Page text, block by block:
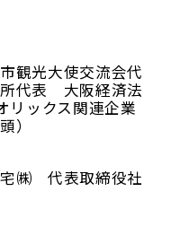
ョップ
大使交流会代
代表 大阪経済法
ックス関連企業
頭）
代表取締役社